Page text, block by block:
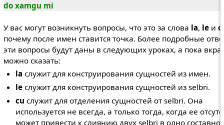
do xamgu mi
У вас могут возникнуть вопросы, что это за слова la, leи
почему после имен ставится точка. Более подробные
эти вопросы будут даны в следующих уроках, а пока
можно сказать:
la служит для конструирования сущностей из имен.
le служит для конструирования сущностей из selbri.
cu служит для отделения сущностей от selbri. Она
используется не всегда, а только тогда, когда ее
может привести к слиянию двух selbri в одно